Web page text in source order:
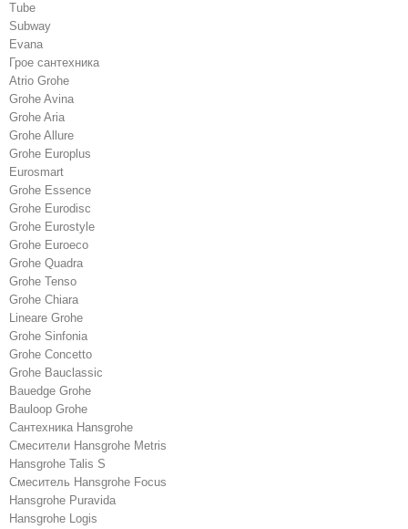
Tube
Subway
Evana
Грое сантехника
Atrio Grohe
Grohe Avina
Grohe Aria
Grohe Allure
Grohe Europlus
Eurosmart
Grohe Essence
Grohe Eurodisc
Grohe Eurostyle
Grohe Euroeco
Grohe Quadra
Grohe Tenso
Grohe Chiara
Lineare Grohe
Grohe Sinfonia
Grohe Concetto
Grohe Bauclassic
Bauedge Grohe
Bauloop Grohe
Сантехника Hansgrohe
Cмесители Hansgrohe Metris
Hansgrohe Talis S
Смеситель Hansgrohe Focus
Hansgrohe Puravida
Hansgrohe Logis